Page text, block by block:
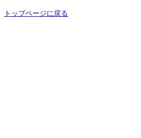
トップページに戻る